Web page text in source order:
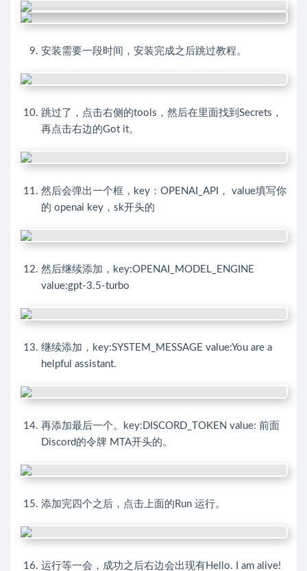
安装需要一段时间，安装完成之后跳过教程。
跳过了，点击右侧的tools，然后在里面找到Secrets，
再点击右边的Got it。
然后会弹出一个框，key：OPENAI_API， value填写你
的 openai key，sk开头的
然后继续添加，key:OPENAI_MODEL_ENGINE
value:gpt-3.5-turbo
继续添加，key:SYSTEM_MESSAGE value:You are a
helpful assistant.
再添加最后一个。key:DISCORD_TOKEN value: 前面
Discord的令牌 MTA开头的。
添加完四个之后，点击上面的Run 运行。
运行等一会，成功之后右边会出现有Hello. I am alive!